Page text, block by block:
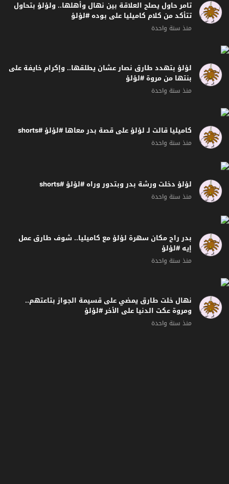
تامر حاول يصلح العلاقة بين نهال وأهلها.. ولؤلؤ بتحاول
تتأكد من كلام كاميليا على بوده #لؤلؤ
منذ سنة واحدة
لؤلؤ بتهدد طارق نصار عشان يطلقها.. وإكرام خايفة على
بنتها من مروة #لؤلؤ
منذ سنة واحدة
كاميليا قالت لـ لؤلؤ على قصة بدر معاها #لؤلؤ #shorts
منذ سنة واحدة
لؤلؤ دخلت ورشة بدر وبتدور وراه #لؤلؤ #shorts
منذ سنة واحدة
بدر راح مكان سهرة لؤلؤ مع كاميليا.. شوف طارق عمل
إيه #لؤلؤ
منذ سنة واحدة
نهال خلت طارق يمضي على قسيمة الجواز بتاعتهم..
ومروة عكت الدنيا على الأخر #لؤلؤ
منذ سنة واحدة